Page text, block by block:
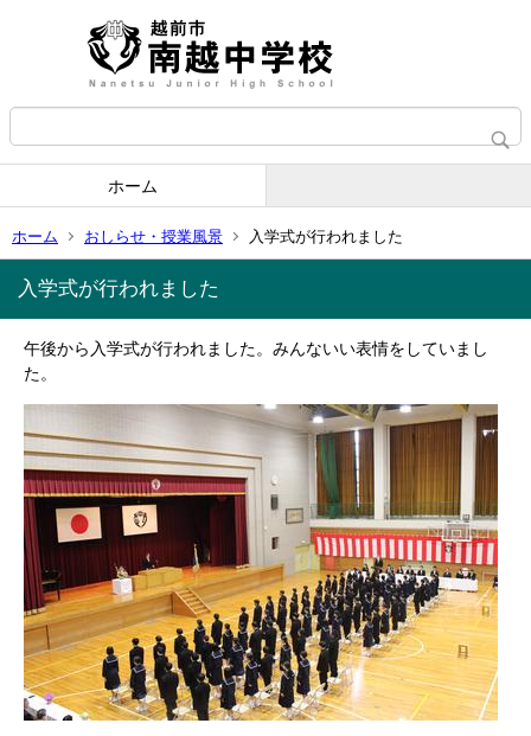
ホーム
ホーム おしらせ・授業風景 入学式が行われました
入学式が行われました
午後から入学式が行われました。みんないい表情をしていまし
た。